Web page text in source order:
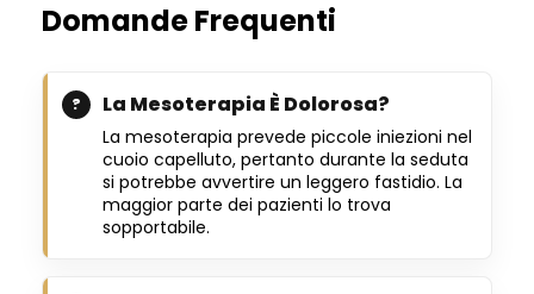
Domande Frequenti
La Mesoterapia È Dolorosa?
La mesoterapia prevede piccole iniezioni nel
cuoio capelluto, pertanto durante la seduta
si potrebbe avvertire un leggero fastidio. La
maggior parte dei pazienti lo trova
sopportabile.